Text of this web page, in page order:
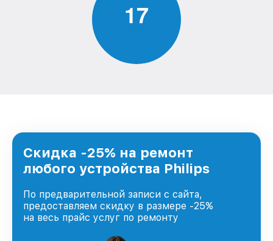
17
Скидка -25% на ремонт
любого устройства Philips
По предварительной записи с сайта,
предоставляем скидку в размере -25%
на весь прайс услуг по ремонту